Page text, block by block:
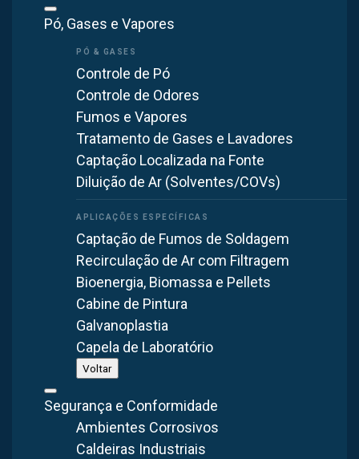
Pó, Gases e Vapores
Controle de Pó
Controle de Odores
Fumos e Vapores
Tratamento de Gases e Lavadores
Captação Localizada na Fonte
Diluição de Ar (Solventes/COVs)
Captação de Fumos de Soldagem
Recirculação de Ar com Filtragem
Bioenergia, Biomassa e Pellets
Cabine de Pintura
Galvanoplastia
Capela de Laboratório
Voltar
Segurança e Conformidade
Ambientes Corrosivos
Caldeiras Industriais
Controle de Poluição
gases e sistemas de despoeiramento para
captar poeiras, fumos e névoas na fonte.
VER LINHA
Ver todos os produtos
Não sabe qual equipamento atende o seu
processo?
A engenharia da Brasfaiber Industrial dimensiona
conforme vazão, pressão e tipo de material —
fabricação própria desde 1985.
Falar no WhatsApp
Solicitar orçamento